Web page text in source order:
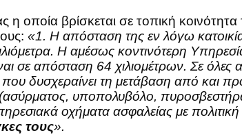
οποία βρίσκεται σε τοπική
«1. Η απόσταση της εν λόγω
Η αμέσως κοντινότερη
σε απόσταση 64 χιλιομέτρων. Σε όλες
δυσχεραίνει τη μετάβαση από και
υποπολυβόλο,
οχήματα ασφαλείας με
τους».